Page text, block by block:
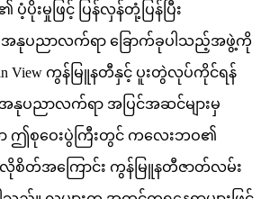
၏ ပံ့ပိုးမှုဖြင့် ပြန်လှန်တုံ့ပြန်ပြီး
နုပညာလက်ရာ ခြောက်ခုပါသည့်အဖွဲ့ကို
View ကွန်မြူနတီနှင့် ပူးတွဲလုပ်ကိုင်ရန်
နုပညာလက်ရာ အပြင်အဆင်များမှ
ဤစုဝေးပွဲကြီးတွင် ကလေးဘဝ၏
းလိုစိတ်အကြောင်း ကွန်မြူနတီဇာတ်လမ်း